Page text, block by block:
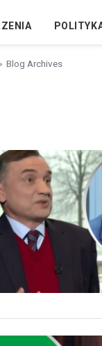
Blog Archives